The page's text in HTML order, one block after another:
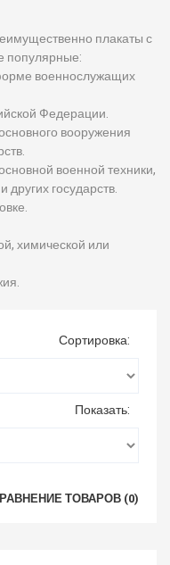
плакаты с
популярные:
военнослужащих
Федерации.
вооружения
военной техники,
государств.
химической или
Сортировка:
Показать:
ТОВАРОВ (0)